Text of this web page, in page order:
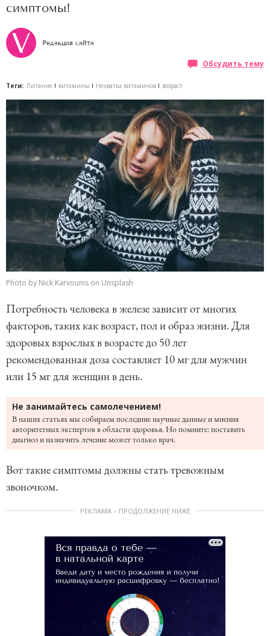
симптомы!
Редакция сайта
Обсудить тему
Теги: Питание витамины Нехватка витаминов возраст
Photo by Nick Karvounis on Unsplash
Потребность человека в железе зависит от многих
факторов, таких как возраст, пол и образ жизни. Для
здоровых взрослых в возрасте до 50 лет
рекомендованная доза составляет 10 мг для мужчин
или 15 мг для женщин в день.
Не занимайтесь самолечением!
В наших статьях мы собираем последние научные данные и мнения
авторитетных экспертов в области здоровья. Но помните: поставить
диагноз и назначить лечение может только врач.
Вот такие симптомы должны стать тревожным
звоночком.
РЕКЛАМА – ПРОДОЛЖЕНИЕ НИЖЕ